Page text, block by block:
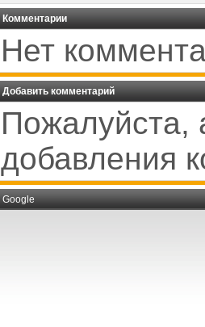
Комментарии
Нет
Добавить комментарий
Пожалуйста,
добавления
Google